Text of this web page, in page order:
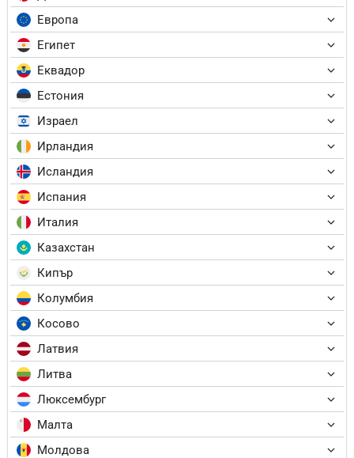
Европа
Египет
Еквадор
Естония
Израел
Ирландия
Исландия
Испания
Италия
Казахстан
Кипър
Колумбия
Косово
Латвия
Литва
Люксембург
Малта
Молдова